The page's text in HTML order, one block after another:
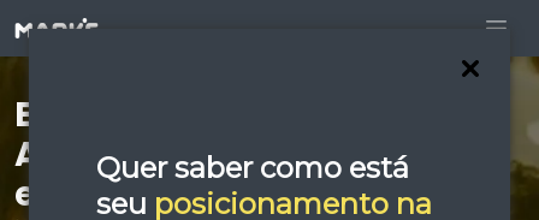
Quer saber como está
seu posicionamento na
Está procurando por
Agência de Tráfego Pago
em Paranaguá?